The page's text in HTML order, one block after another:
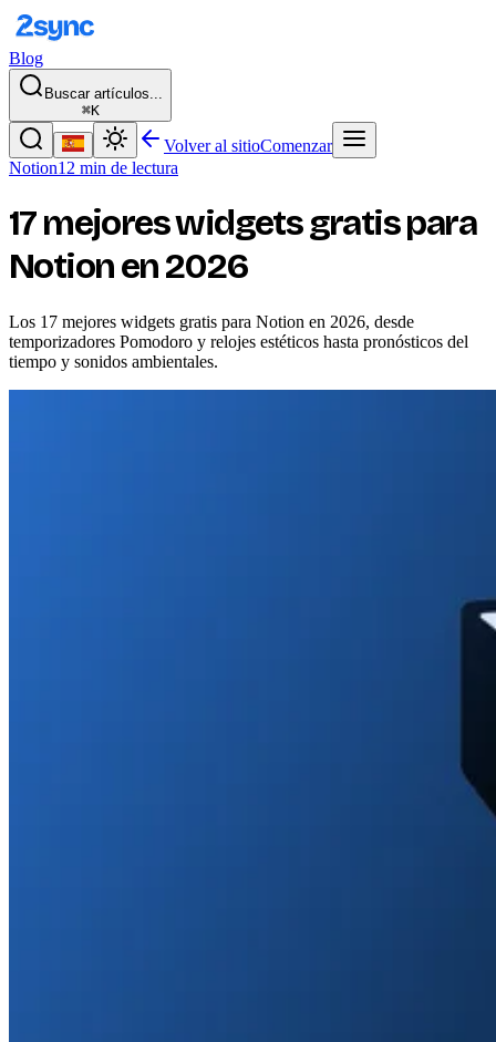
Blog
Buscar artículos...
⌘K
Volver al sitioComenzar
Notion12 min de lectura
17 mejores widgets gratis para
Notion en 2026
Los 17 mejores widgets gratis para Notion en 2026, desde
temporizadores Pomodoro y relojes estéticos hasta pronósticos del
tiempo y sonidos ambientales.